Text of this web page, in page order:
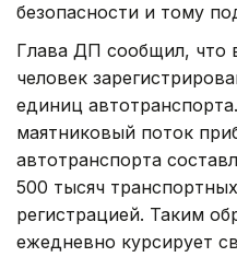
безопасности и тому
Глава ДП сообщил, что
человек
единиц
маятниковый поток
автотранспорта
500 тысяч
регистрацией. Таким
ежедневно курсирует